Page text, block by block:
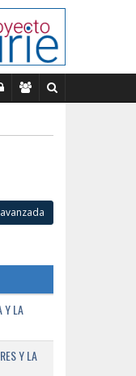
Y LA
Y LA